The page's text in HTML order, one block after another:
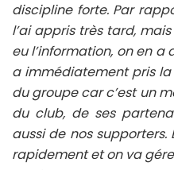
discipline forte. Par
l’ai appris très tard,
eu l’information, on en
a immédiatement pris
du groupe car c’est un
du club, de ses
aussi de nos
rapidement et on va